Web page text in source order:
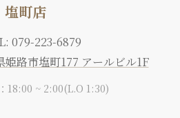
塩町店
079-223-6879
路市塩町177 アールビル1F
18:00 ~ 2:00(L.O 1:30)